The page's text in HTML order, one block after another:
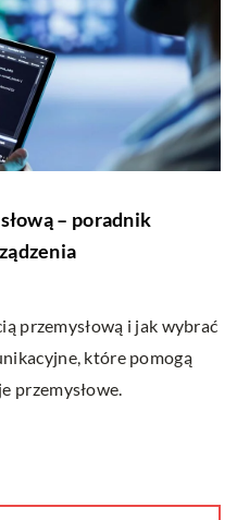
– poradnik
przemysłową i jak wybrać
które pomogą
przemysłowe.